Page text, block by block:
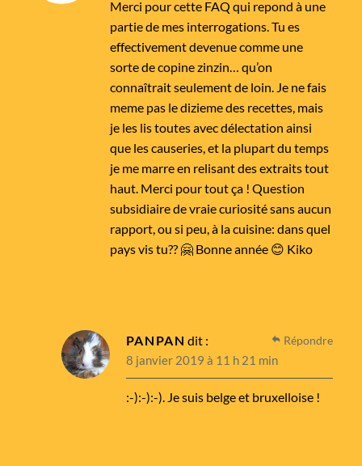
Merci pour cette FAQ qui repond à une
partie de mes interrogations. Tu es
effectivement devenue comme une
sorte de copine zinzin… qu’on
connaîtrait seulement de loin. Je ne fais
meme pas le dizieme des recettes, mais
je les lis toutes avec délectation ainsi
que les causeries, et la plupart du temps
je me marre en relisant des extraits tout
haut. Merci pour tout ça ! Question
subsidiaire de vraie curiosité sans aucun
rapport, ou si peu, à la cuisine: dans quel
pays vis tu?? 🤗 Bonne année 😊 Kiko
PANPAN dit :
8 janvier 2019 à 11 h 21 min
:-):-):-). Je suis belge et bruxelloise !
Répondre